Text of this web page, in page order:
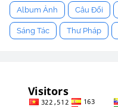
Album Ảnh Câu Đối
Sáng Tác Thư Pháp